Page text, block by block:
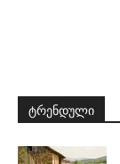
ტრენდული